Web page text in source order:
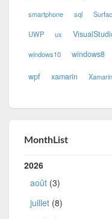
smartphone sql
UWP ux
windows10 windows8
wpf xamarin Xamarin
MonthList
2026
août (3)
juillet (8)